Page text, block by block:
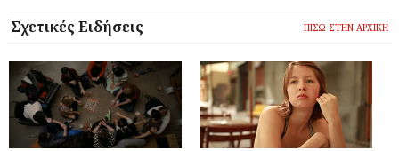
Σχετικές Ειδήσεις ΠΙΣΩ ΣΤΗΝ ΑΡΧΙΚΗ